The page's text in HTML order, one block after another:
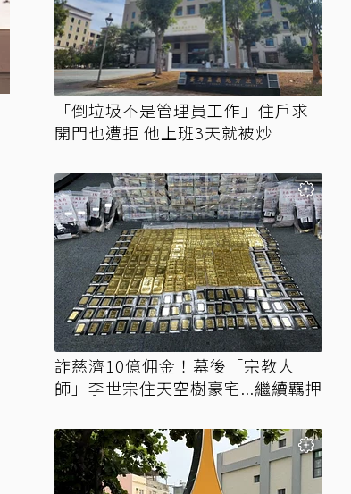
「倒垃圾不是管理員工作」住戶求
開門也遭拒 他上班3天就被炒
詐慈濟10億佣金！幕後「宗教大
師」李世宗住天空樹豪宅...繼續羈押